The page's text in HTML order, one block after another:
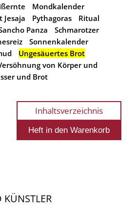
Mondkalender
Jesaja Pythagoras
Ritual
Panza
Schmarotzer
Sonnenkalender
Ungesäuertes Brot
von Körper und
und Brot
Inhaltsverzeichnis